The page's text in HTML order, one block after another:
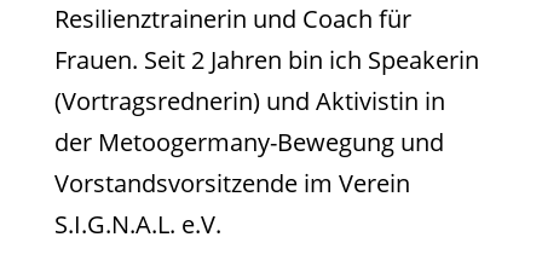
Resilienztrainerin und Coach für
Frauen. Seit 2 Jahren bin ich Speakerin
(Vortragsrednerin) und Aktivistin in
der Metoogermany-Bewegung und
Vorstandsvorsitzende im Verein
S.I.G.N.A.L. e.V.